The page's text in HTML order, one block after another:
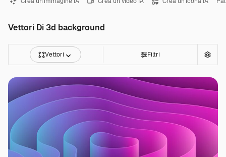
Vettori Di 3d background
Vettori Filtri